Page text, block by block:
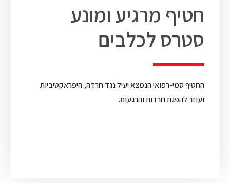
חטיף מרגיע ומונע
סטרס לכלבים
החטיף סמי-רפואי הנמצא יעיל נגד חרדה, היפראקטיביות
ועוזר להפגת חרדות והרגעות.